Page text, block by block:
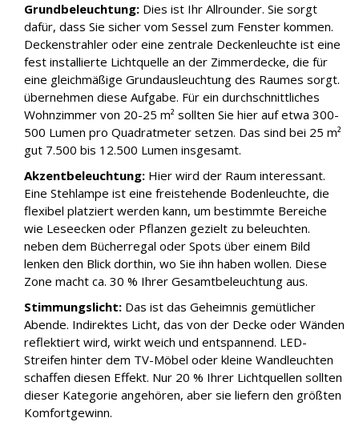
Grundbeleuchtung: Dies ist Ihr Allrounder. Sie sorgt
dafür, dass Sie sicher vom Sessel zum Fenster kommen.
Deckenstrahler oder eine zentrale Deckenleuchte ist eine
fest installierte Lichtquelle an der Zimmerdecke, die für
eine gleichmäßige Grundausleuchtung des Raumes sorgt.
übernehmen diese Aufgabe. Für ein durchschnittliches
Wohnzimmer von 20-25 m² sollten Sie hier auf etwa 300-
500 Lumen pro Quadratmeter setzen. Das sind bei 25 m²
gut 7.500 bis 12.500 Lumen insgesamt.
Akzentbeleuchtung: Hier wird der Raum interessant.
Eine Stehlampe ist eine freistehende Bodenleuchte, die
flexibel platziert werden kann, um bestimmte Bereiche
wie Leseecken oder Pflanzen gezielt zu beleuchten.
neben dem Bücherregal oder Spots über einem Bild
lenken den Blick dorthin, wo Sie ihn haben wollen. Diese
Zone macht ca. 30 % Ihrer Gesamtbeleuchtung aus.
Stimmungslicht: Das ist das Geheimnis gemütlicher
Abende. Indirektes Licht, das von der Decke oder Wänden
reflektiert wird, wirkt weich und entspannend. LED-
Streifen hinter dem TV-Möbel oder kleine Wandleuchten
schaffen diesen Effekt. Nur 20 % Ihrer Lichtquellen sollten
dieser Kategorie angehören, aber sie liefern den größten
Komfortgewinn.